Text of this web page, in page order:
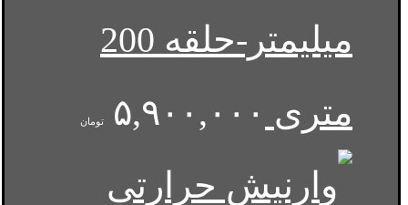
میلیمتر-حلقه 200
متری ۵,۹۰۰,۰۰۰ تومان